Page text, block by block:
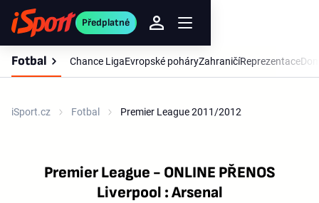
Předplatné
Fotbal Chance LigaEvropské poháryZahraničíReprezentace
iSport.cz Fotbal Premier League 2011/2012
Premier League - ONLINE PŘENOS
Liverpool : Arsenal